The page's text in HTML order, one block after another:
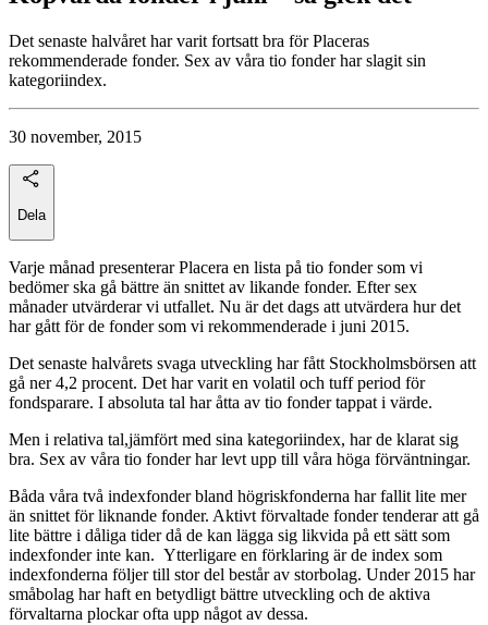
Det senaste halvåret har varit fortsatt bra för Placeras
rekommenderade fonder. Sex av våra tio fonder har slagit sin
kategoriindex.
30 november, 2015
Dela
Varje månad presenterar Placera en lista på tio fonder som vi
bedömer ska gå bättre än snittet av likande fonder. Efter sex
månader utvärderar vi utfallet. Nu är det dags att utvärdera hur det
har gått för de fonder som vi rekommenderade i juni 2015.
Det senaste halvårets svaga utveckling har fått Stockholmsbörsen att
gå ner 4,2 procent. Det har varit en volatil och tuff period för
fondsparare. I absoluta tal har åtta av tio fonder tappat i värde.
Men i relativa tal,jämfört med sina kategoriindex, har de klarat sig
bra. Sex av våra tio fonder har levt upp till våra höga förväntningar.
Båda våra två indexfonder bland högriskfonderna har fallit lite mer
än snittet för liknande fonder. Aktivt förvaltade fonder tenderar att gå
lite bättre i dåliga tider då de kan lägga sig likvida på ett sätt som
indexfonder inte kan. Ytterligare en förklaring är de index som
indexfonderna följer till stor del består av storbolag. Under 2015 har
småbolag har haft en betydligt bättre utveckling och de aktiva
förvaltarna plockar ofta upp något av dessa.